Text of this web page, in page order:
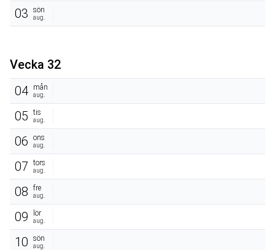
03 sön
aug.
Vecka 32
04
mån
aug.
05 tis
aug.
06 ons
aug.
07 tors
aug.
08 fre
aug.
09 lör
aug.
10 sön
aug.